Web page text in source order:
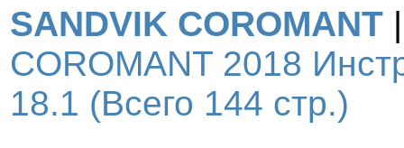
SANDVIK COROMANT
COROMANT 2018
18.1 (Всего 144 стр.)